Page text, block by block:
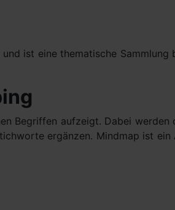
ist eine thematische Sammlung
Begriffen aufzeigt. Dabei
ergänzen. Mindmap ist ein